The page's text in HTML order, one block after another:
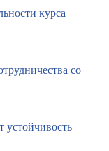
курса
со
устойчивость